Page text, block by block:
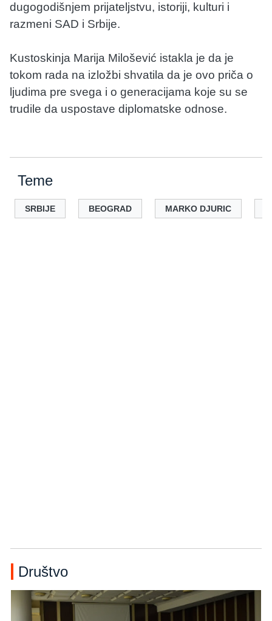
dugogodišnjem prijateljstvu, istoriji, kulturi i
razmeni SAD i Srbije.
Kustoskinja Marija Milošević istakla je da je
tokom rada na izložbi shvatila da je ovo priča o
ljudima pre svega i o generacijama koje su se
trudile da uspostave diplomatske odnose.
Teme
SRBIJE BEOGRAD MARKO DJURIC
Društvo